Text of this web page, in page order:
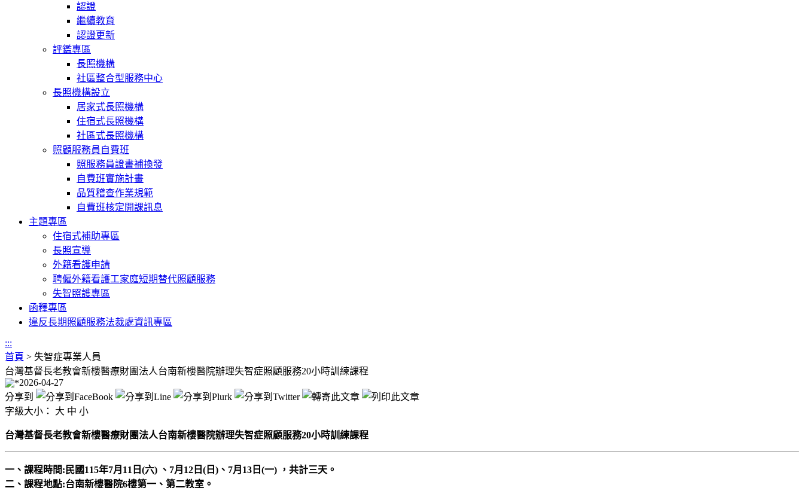
認證
繼續教育
認證更新
評鑑專區
長照機構
社區整合型服務中心
長照機構設立
居家式長照機構
住宿式長照機構
社區式長照機構
照顧服務員自費班
照服務員證書補換發
自費班實施計畫
品質稽查作業規範
自費班核定開課訊息
主題專區
住宿式補助專區
長照宣導
外籍看護申請
聘僱外籍看護工家庭短期替代照顧服務
失智照護專區
函釋專區
違反長期照顧服務法裁處資訊專區
:::
首頁 > 失智症專業人員
台灣基督長老教會新樓醫療財團法人台南新樓醫院辦理失智症照顧服務20小時訓練課程
2026-04-27
分享到
字級大小： 大 中 小
台灣基督長老教會新樓醫療財團法人台南新樓醫院辦理失智症照顧服務20小時訓練課程
一、課程時間:民國115年7月11日(六) 、7月12日(日)、7月13日(一) ，共計三天。
二、課程地點:台南新樓醫院6樓第一、第二教室。